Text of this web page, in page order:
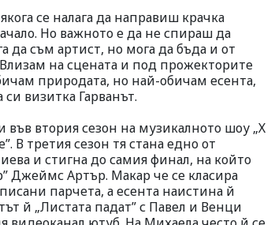
се налага да направиш крачка
Но важното е да не спираш да
съм артист, но мога да бъда и от
на сцената и под прожекторите
природата, но най-обичам есента,
визитка Гарванът.
втория сезон на музикалното шоу „Х
В третия сезон тя стана едно от
и стигна до самия финал, на който
Джеймс Артър. Макар че се класира
парчета, а есента наистина й
й „Листата падат” с Павел и Венци